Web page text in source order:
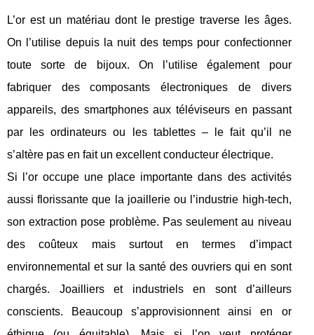
L’or est un matériau dont le prestige traverse les âges.
On l’utilise depuis la nuit des temps pour confectionner
toute sorte de bijoux. On l’utilise également pour
fabriquer des composants électroniques de divers
appareils, des smartphones aux téléviseurs en passant
par les ordinateurs ou les tablettes – le fait qu’il ne
s’altère pas en fait un excellent conducteur électrique.
Si l’or occupe une place importante dans des activités
aussi florissante que la joaillerie ou l’industrie high-tech,
son extraction pose problème. Pas seulement au niveau
des coûteux mais surtout en termes d’impact
environnemental et sur la santé des ouvriers qui en sont
chargés. Joailliers et industriels en sont d’ailleurs
conscients. Beaucoup s’approvisionnent ainsi en or